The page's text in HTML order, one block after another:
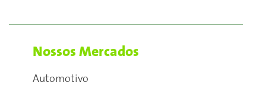
Nossos Mercados
Automotivo